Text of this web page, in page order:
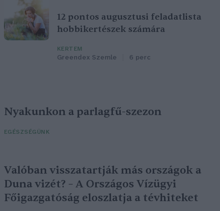
12 pontos augusztusi feladatlista
hobbikertészek számára
KERTEM
Greendex Szemle 6 perc
Nyakunkon a parlagfű-szezon
EGÉSZSÉGÜNK
Valóban visszatartják más országok a
Duna vizét? – A Országos Vízügyi
Főigazgatóság eloszlatja a tévhiteket